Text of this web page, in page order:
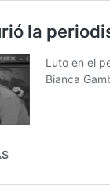
la
Luto en el
Bianca